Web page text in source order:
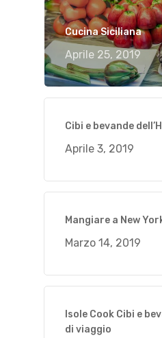
Cucina Siciliana
Aprile 25, 2019
Cibi e bevande
Aprile 3, 2019
Mangiare a New
Marzo 14, 2019
Isole Cook Cibi e
di viaggio